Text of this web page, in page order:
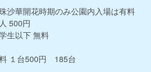
沙華開花時期のみ公園内入場は有料
500円
生以下 無料
１台500円 185台